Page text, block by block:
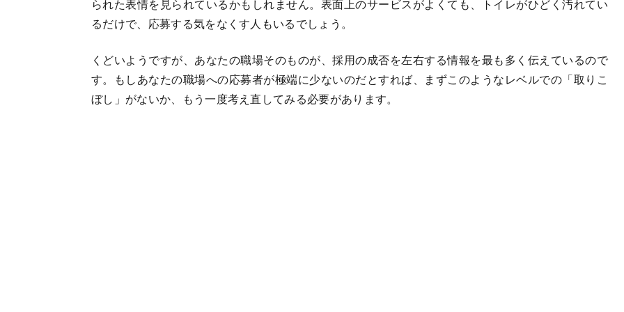
られた表情を見られているかもしれません。表面上のサービスがよくても、トイレがひどく汚れてい
るだけで、応募する気をなくす人もいるでしょう。
くどいようですが、あなたの職場そのものが、採用の成否を左右する情報を最も多く伝えているので
す。もしあなたの職場への応募者が極端に少ないのだとすれば、まずこのようなレベルでの「取りこ
ぼし」がないか、もう一度考え直してみる必要があります。